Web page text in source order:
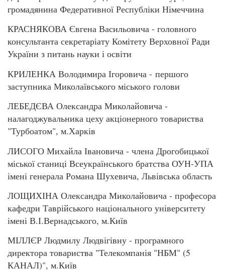
громадянина Федеративної Республіки Німеччина
КРАСНЯКОВА Євгена Васильовича - головного
консультанта секретаріату Комітету Верховної Ради
України з питань науки і освіти
КРИЛЕНКА Володимира Ігоровича - першого
заступника Миколаївського міського голови
ЛЕБЕДЄВА Олександра Миколайовича -
налагоджувальника цеху акціонерного товариства
"Турбоатом", м.Харків
ЛИСОГО Михайла Івановича - члена Дрогобицької
міської станиці Всеукраїнського братства ОУН-УПА
імені генерала Романа Шухевича, Львівська область
ЛОЩИХІНА Олександра Миколайовича - професора
кафедри Таврійського національного університету
імені В.І.Вернадського, м.Київ
МІЛЛЄР Людмилу Людвігівну - програмного
директора товариства "Телекомпанія "НБМ" (5
КАНАЛ)", м.Київ